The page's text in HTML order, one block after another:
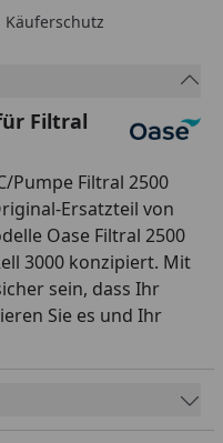
Filtral
Pumpe Filtral 2500
Ersatzteil von
Oase Filtral 2500
3000 konzipiert. Mit
sein, dass Ihr
Sie es und Ihr